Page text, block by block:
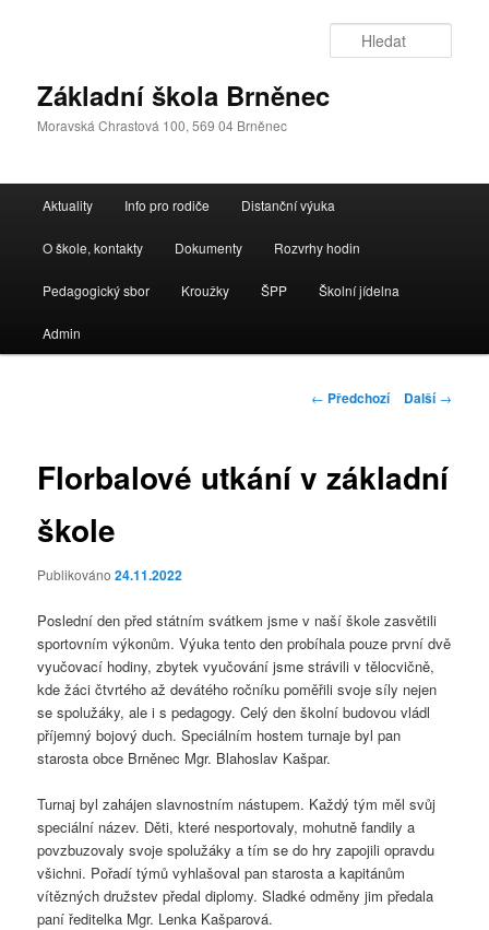
Základní škola Brněnec
Moravská Chrastová 100, 569 04 Brněnec
navigační
Aktuality Info pro rodiče Distanční výuka
O škole, kontakty Dokumenty Rozvrhy hodin
Pedagogický sbor Kroužky ŠPP Školní jídelna
Admin
Navigace
← Předchozí Další→
Florbalové utkání v základní
škole
Publikováno24.11.2022
Poslední den před státním svátkem jsme v naší škole zasvětili
sportovním výkonům. Výuka tento den probíhala pouze první dvě
vyučovací hodiny, zbytek vyučování jsme strávili v tělocvičně,
kde žáci čtvrtého až devátého ročníku poměřili svoje síly nejen
se spolužáky, ale i s pedagogy. Celý den školní budovou vládl
příjemný bojový duch. Speciálním hostem turnaje byl pan
starosta obce Brněnec Mgr. Blahoslav Kašpar.
Turnaj byl zahájen slavnostním nástupem. Každý tým měl svůj
speciální název. Děti, které nesportovaly, mohutně fandily a
povzbuzovaly svoje spolužáky a tím se do hry zapojili opravdu
všichni. Pořadí týmů vyhlašoval pan starosta a kapitánům
vítězných družstev předal diplomy. Sladké odměny jim předala
paní ředitelka Mgr. Lenka Kašparová.